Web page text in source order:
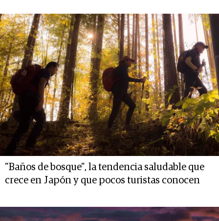
"Baños de bosque", la tendencia saludable que
crece en Japón y que pocos turistas conocen